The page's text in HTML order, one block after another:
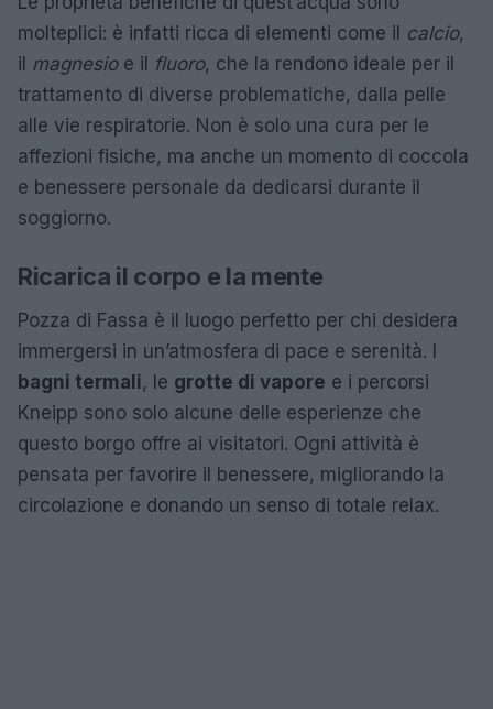
molteplici: è infatti ricca di elementi come il calcio,
il magnesioe il fluoro, che la rendono ideale per il
trattamento di diverse problematiche, dalla pelle
alle vie respiratorie. Non è solo una cura per le
affezioni fisiche, ma anche un momento di coccola
e benessere personale da dedicarsi durante il
soggiorno.
Ricarica il corpo e la mente
Pozza di Fassa è il luogo perfetto per chi desidera
immergersi in un’atmosfera di pace e serenità. I
bagni termali, le grotte di vapore e i percorsi
Kneipp sono solo alcune delle esperienze che
questo borgo offre ai visitatori. Ogni attività è
pensata per favorire il benessere, migliorando la
circolazione e donando un senso di totale relax.